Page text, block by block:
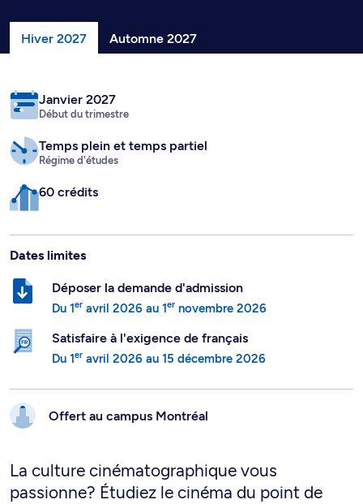
Hiver 2027 Automne 2027
Janvier 2027
Début du trimestre
Temps plein et temps partiel
Régime d'études
60 crédits
Dates limites
Déposer la demande d'admission
Du 1er avril 2026 au 1er novembre 2026
Satisfaire à l'exigence de français
Du 1er avril 2026 au 15 décembre 2026
Offert au campus Montréal
La culture cinématographique vous
passionne? Étudiez le cinéma du point de